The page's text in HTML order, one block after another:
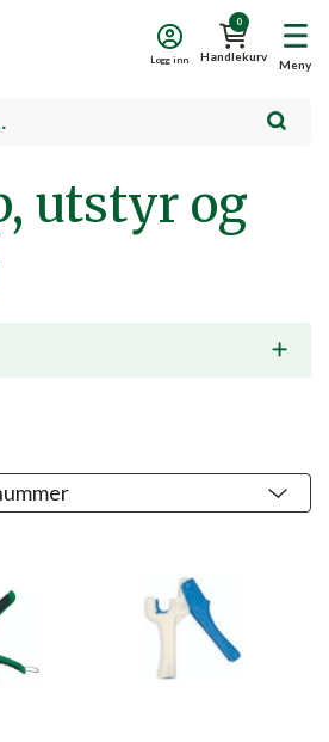
Meny
0
Handlekurv
Logg inn
utstyr og